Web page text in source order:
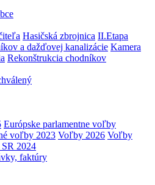
Hasičská zbrojnica II.Etapa
a dažďovej kanalizácie Kamera
Rekonštrukcia chodníkov
Európske parlamentne voľby
voľby 2023 Voľby 2026 Voľby
SR 2024
faktúry